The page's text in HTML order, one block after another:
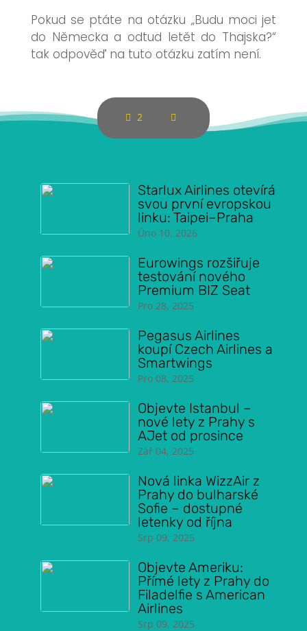
Pokud se ptáte na otázku „Budu moci jet
do Německa a odtud letět do Thajska?“
tak odpověď na tuto otázku zatím není.
2
Starlux Airlines otevírá
svou první evropskou
linku: Taipei–Praha
Úno 10, 2026
Eurowings rozšiřuje
testování nového
Premium BIZ Seat
Pro 28, 2025
Pegasus Airlines
koupí Czech Airlines a
Smartwings
Pro 08, 2025
Objevte Istanbul –
nové lety z Prahy s
AJet od prosince
Zář 04, 2025
Nová linka WizzAir z
Prahy do bulharské
Sofie – dostupné
letenky od října
Srp 09, 2025
Objevte Ameriku:
Přímé lety z Prahy do
Filadelfie s American
Airlines
Srp 09, 2025